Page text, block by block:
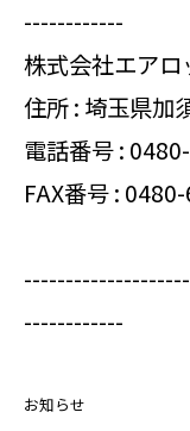
------------
株式会社エアロ
住所 : 埼玉県加
電話番号 :
FAX番号 :
------------
お知らせ